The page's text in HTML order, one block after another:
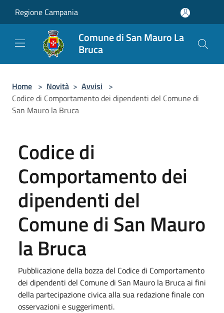
Regione Campania
Comune di San Mauro La
Bruca
Home > Novità > Avvisi >
Codice di Comportamento dei dipendenti del Comune di
San Mauro la Bruca
Codice di
Comportamento dei
dipendenti del
Comune di San Mauro
la Bruca
Pubblicazione della bozza del Codice di Comportamento
dei dipendenti del Comune di San Mauro la Bruca ai fini
della partecipazione civica alla sua redazione finale con
osservazioni e suggerimenti.